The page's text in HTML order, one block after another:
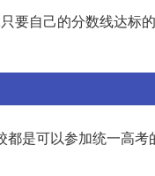
要自己的分数线达标
是可以参加统一高